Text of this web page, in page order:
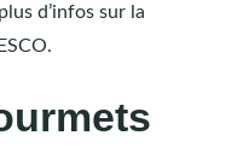
d’infos sur la